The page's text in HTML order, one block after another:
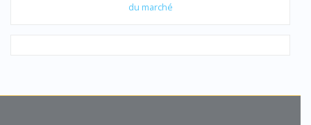
du marché